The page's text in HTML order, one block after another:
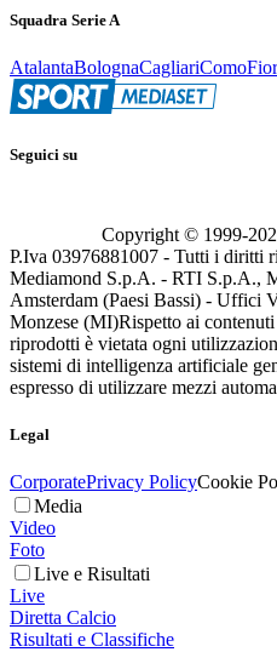
Squadra Serie A
AtalantaBolognaCagliariComo
Seguici su
Copyright © 1999-
P.Iva 03976881007 - Tutti i diritti
Mediamond S.p.A. - RTI S.p.A.,
Amsterdam (Paesi Bassi) - Uffici
Monzese (MI)Rispetto ai
riprodotti è vietata ogni
sistemi di intelligenza artificiale
espresso di utilizzare mezzi
Legal
CorporatePrivacy PolicyCookie
Media
Video
Foto
Live e Risultati
Live
Diretta Calcio
Risultati e Classifiche